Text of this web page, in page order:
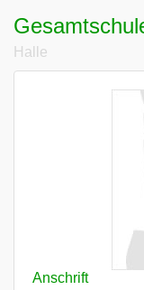
Halle
Anschrift